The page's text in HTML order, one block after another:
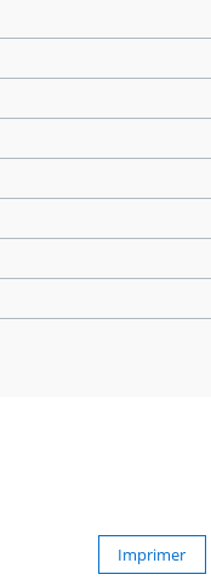
Imprimer